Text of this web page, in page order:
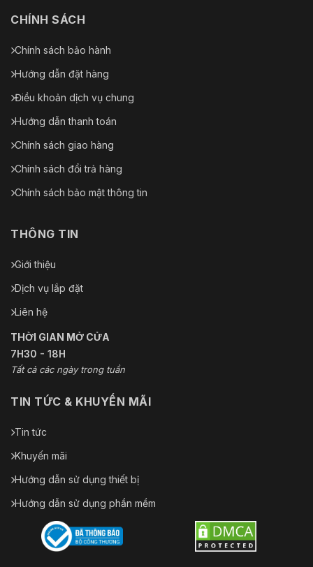
CHÍNH SÁCH
Chính sách bảo hành
Hướng dẫn đặt hàng
Điều khoản dịch vụ chung
Hướng dẫn thanh toán
Chính sách giao hàng
Chính sách đổi trả hàng
Chính sách bảo mật thông tin
THÔNG TIN
Giới thiệu
Dịch vụ lắp đặt
Liên hệ
THỜI GIAN MỞ CỬA
7H30 - 18H
Tất cả các ngày trong tuần
TIN TỨC & KHUYẾN MÃI
Tin tức
Khuyến mãi
Hướng dẫn sử dụng thiết bị
Hướng dẫn sử dụng phần mềm